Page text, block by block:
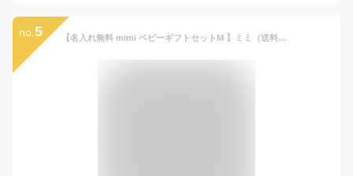
no. 5 【名入れ無料 mimi ベビーギフトセットM 】ミミ（送料無料）出産祝い 食器セット北欧 おしゃれ 日本製 陶器 子ども食器 ギフト プレゼント 名入れ子ども食器